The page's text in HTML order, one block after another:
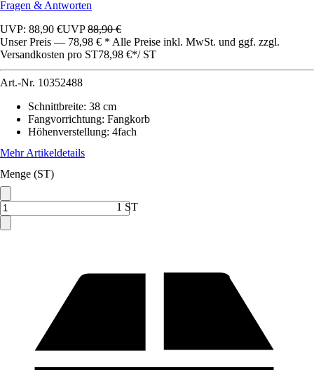
Fragen & Antworten
UVP: 88,90 €UVP88,90 €
Unser Preis — 78,98 € * Alle Preise inkl. MwSt. und ggf. zzgl.
Versandkosten pro ST78,98 €*/ ST
Art.-Nr. 10352488
Schnittbreite: 38 cm
Fangvorrichtung: Fangkorb
Höhenverstellung: 4fach
Mehr Artikeldetails
Menge (ST)
1 ST